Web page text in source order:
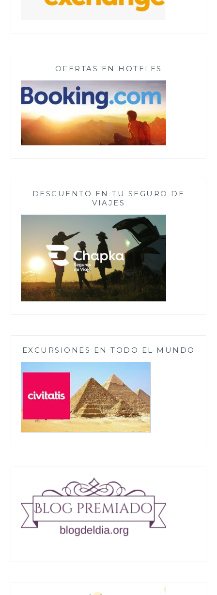
OFERTAS EN HOTELES
DESCUENTO EN TU SEGURO DE
VIAJES
EXCURSIONES EN TODO EL MUNDO